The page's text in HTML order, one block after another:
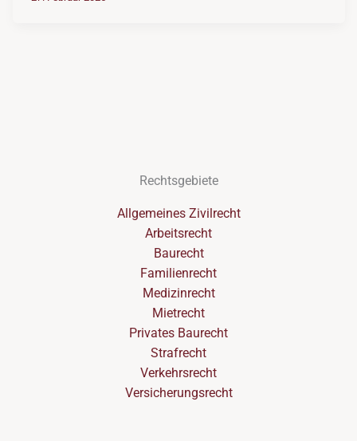
Rechtsgebiete
Allgemeines Zivilrecht
Arbeitsrecht
Baurecht
Familienrecht
Medizinrecht
Mietrecht
Privates Baurecht
Strafrecht
Verkehrsrecht
Versicherungsrecht